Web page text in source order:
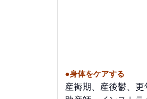
●身体をケアする
産褥期、産後鬱、更